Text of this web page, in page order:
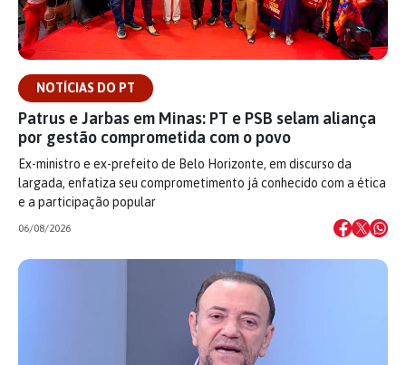
NOTÍCIAS DO PT
Patrus e Jarbas em Minas: PT e PSB selam aliança
por gestão comprometida com o povo
Ex-ministro e ex-prefeito de Belo Horizonte, em discurso da
largada, enfatiza seu comprometimento já conhecido com a ética
e a participação popular
06/08/2026